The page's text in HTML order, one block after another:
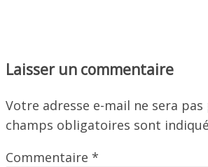
Laisser un commentaire
Votre adresse e-mail ne sera pas
champs obligatoires sont
Commentaire *